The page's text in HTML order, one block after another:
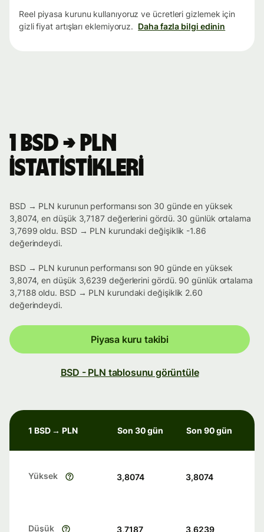
Reel piyasa kurunu kullanıyoruz ve ücretleri gizlemek için
gizli fiyat artışları eklemiyoruz. Daha fazla bilgi edinin
1 BSD → PLN
istatistikleri
BSD → PLN kurunun performansı son 30 günde en yüksek
3,8074, en düşük 3,7187 değerlerini gördü. 30 günlük ortalama
3,7699 oldu. BSD → PLN kurundaki değişiklik -1.86
değerindeydi.
BSD → PLN kurunun performansı son 90 günde en yüksek
3,8074, en düşük 3,6239 değerlerini gördü. 90 günlük ortalama
3,7188 oldu. BSD → PLN kurundaki değişiklik 2.60
değerindeydi.
Piyasa kuru takibi
BSD - PLN tablosunu görüntüle
1 BSD → PLN Son 30 gün Son 90 gün
Yüksek 3,8074 3,8074
Düşük 3,7187 3,6239